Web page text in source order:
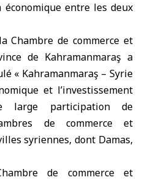
économique entre les deux
Chambre de commerce et
de Kahramanmaraş a
« Kahramanmaraş – Syrie
et l’investissement
large participation de
de commerce et
syriennes, dont Damas,
de commerce et